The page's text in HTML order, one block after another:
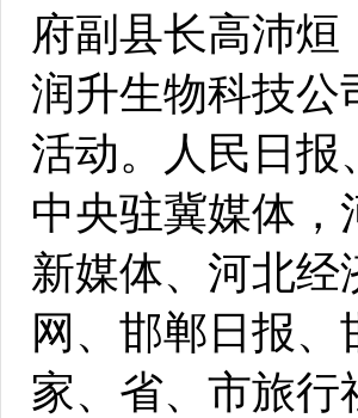
府副县长高沛
润升生物科技公
活动。人民日报
中央驻冀媒体
新媒体、河北经
网、邯郸日报
家、省、市旅行